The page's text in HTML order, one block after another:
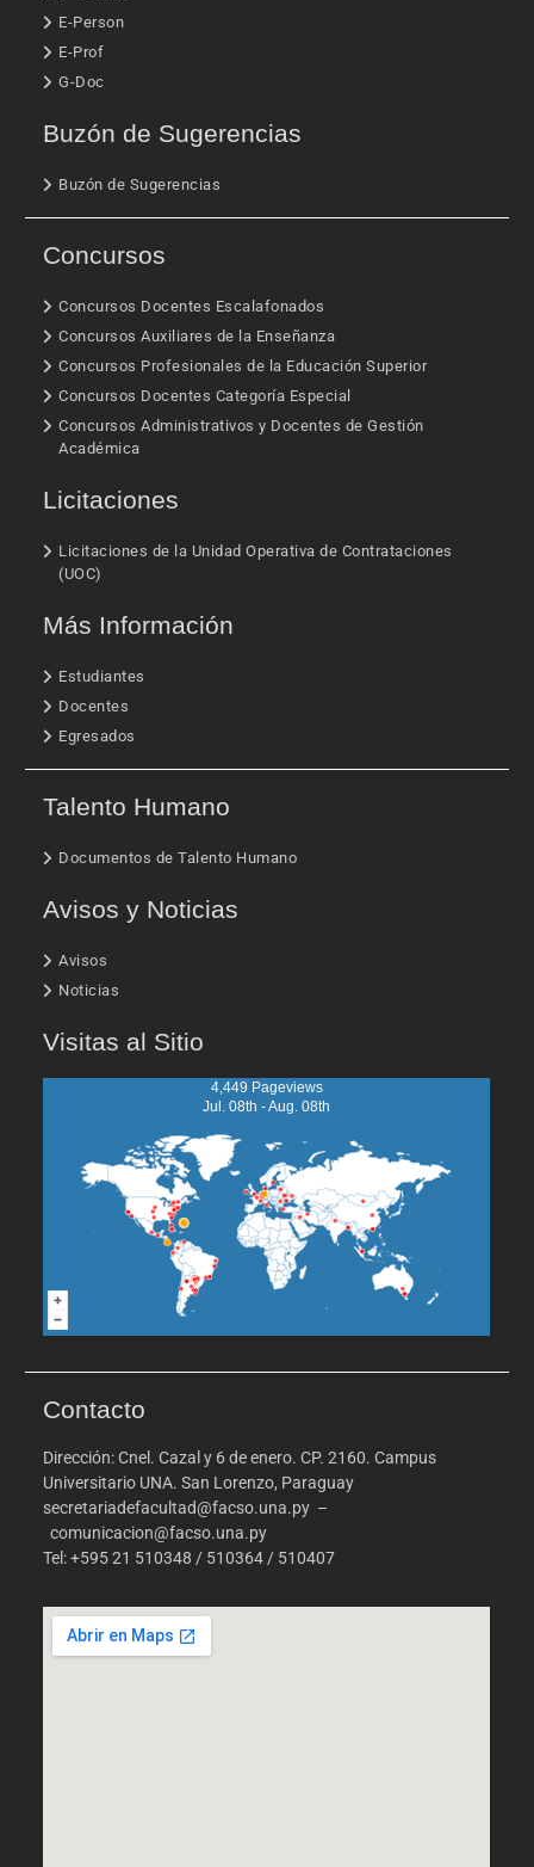
E-Person
E-Prof
G-Doc
Buzón de Sugerencias
Buzón de Sugerencias
Concursos
Concursos Docentes Escalafonados
Concursos Auxiliares de la Enseñanza
Concursos Profesionales de la Educación Superior
Concursos Docentes Categoría Especial
Concursos Administrativos y Docentes de Gestión
Académica
Licitaciones
Licitaciones de la Unidad Operativa de Contrataciones
(UOC)
Más Información
Estudiantes
Docentes
Egresados
Talento Humano
Documentos de Talento Humano
Avisos y Noticias
Avisos
Noticias
Visitas al Sitio
4,449 Pageviews
Jul. 08th - Aug. 08th
Contacto
Dirección: Cnel. Cazal y 6 de enero. CP. 2160. Campus
Universitario UNA. San Lorenzo, Paraguay
secretariadefacultad@facso.una.py –
comunicacion@facso.una.py
Tel: +595 21 510348 / 510364 / 510407